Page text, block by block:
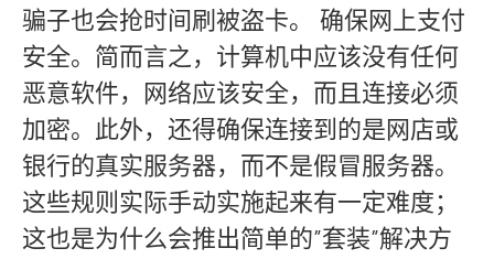
骗子也会抢时间刷被盗卡。 确保网上支付
安全。简而言之，计算机中应该没有任何
恶意软件，网络应该安全，而且连接必须
加密。此外，还得确保连接到的是网店或
银行的真实服务器，而不是假冒服务器。
这些规则实际手动实施起来有一定难度；
这也是为什么会推出简单的”套装”解决方